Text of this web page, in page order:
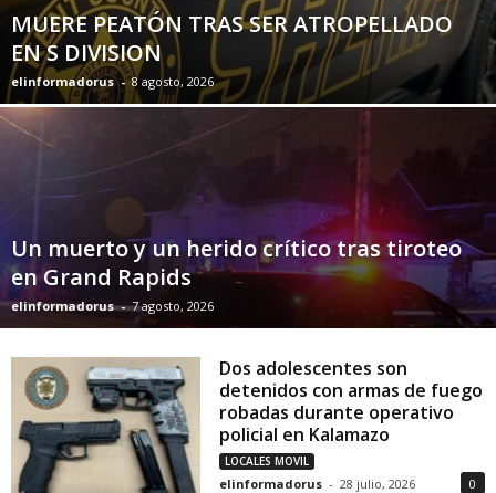
MUERE PEATÓN TRAS SER ATROPELLADO
EN S DIVISION
elinformadorus - 8 agosto, 2026
Un muerto y un herido crítico tras tiroteo
en Grand Rapids
elinformadorus - 7 agosto, 2026
Dos adolescentes son
detenidos con armas de fuego
robadas durante operativo
policial en Kalamazo
LOCALES MOVIL
elinformadorus - 28 julio, 2026 0